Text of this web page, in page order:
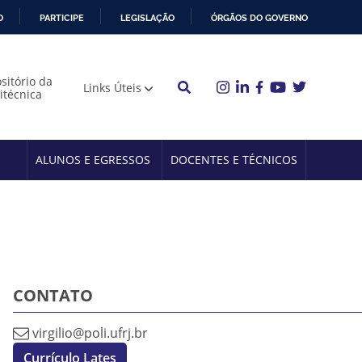
PARTICIPE LEGISLAÇÃO ÓRGÃOS DO GOVERNO
da
Links Úteis
ALUNOS E EGRESSOS DOCENTES E TÉCNICOS
CONTATO
virgilio@poli.ufrj.br
Currículo Lates